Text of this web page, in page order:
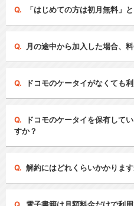
「はじめての方は初月無料」
月の途中から加入した場合、
ドコモのケータイがなくても
ドコモのケータイを保有して
すか？
解約にはどれくらいかかります